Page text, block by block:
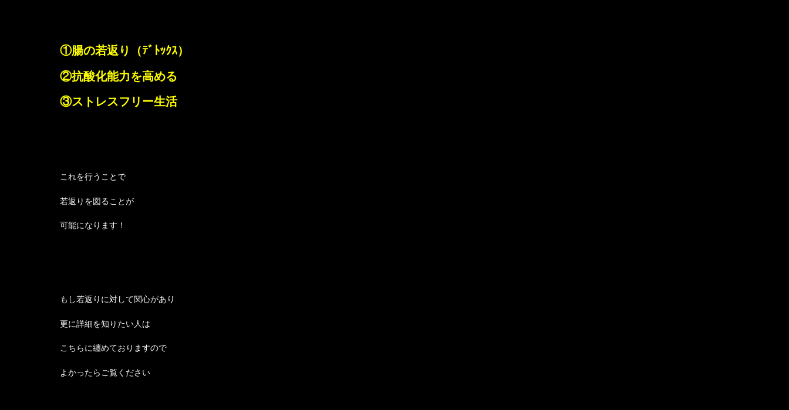
①腸の若返り（ﾃﾞﾄｯｸｽ）
②抗酸化能力を高める
③ストレスフリー生活
これを行うことで
若返りを図ることが
可能になります！
もし若返りに対して関心があり
更に詳細を知りたい人は
こちらに纏めておりますので
よかったらご覧ください